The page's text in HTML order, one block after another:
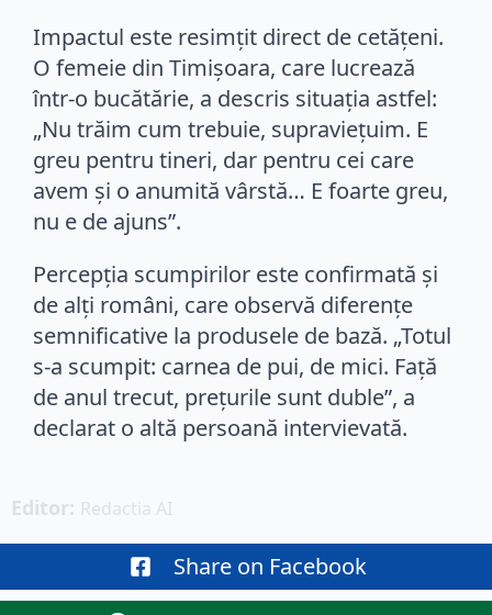
Impactul este resimțit direct de cetățeni.
O femeie din Timișoara, care lucrează
într-o bucătărie, a descris situația astfel:
„Nu trăim cum trebuie, supravieţuim. E
greu pentru tineri, dar pentru cei care
avem şi o anumită vârstă… E foarte greu,
nu e de ajuns”.
Percepția scumpirilor este confirmată și
de alți români, care observă diferențe
semnificative la produsele de bază. „Totul
s-a scumpit: carnea de pui, de mici. Faţă
de anul trecut, preţurile sunt duble”, a
declarat o altă persoană intervievată.
Editor: Redactia AI
Share on Facebook